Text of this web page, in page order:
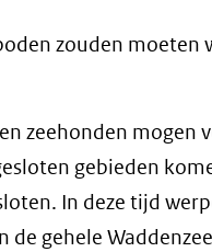
zouden moeten
zeehonden mogen
gebieden
In deze tijd
de gehele